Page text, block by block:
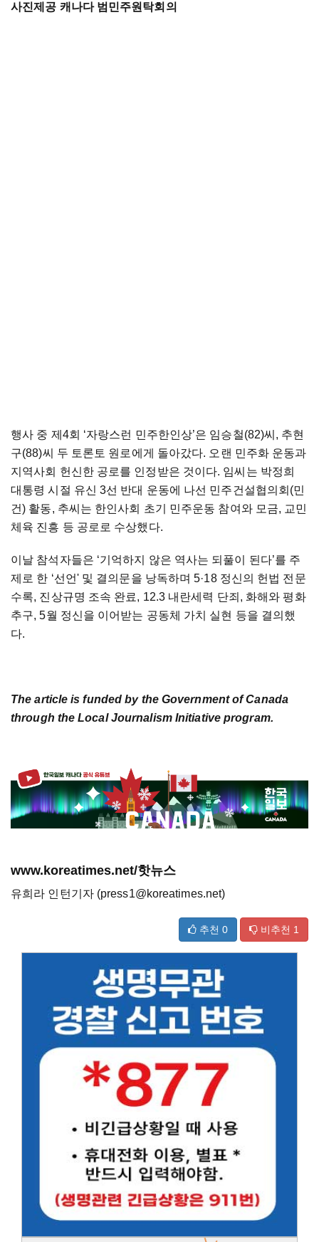
사진제공 캐나다 범민주원탁회의
행사 중 제4회 ‘자랑스런 민주한인상’은 임승철(82)씨, 추현
구(88)씨 두 토론토 원로에게 돌아갔다. 오랜 민주화 운동과
지역사회 헌신한 공로를 인정받은 것이다. 임씨는 박정희
대통령 시절 유신 3선 반대 운동에 나선 민주건설협의회(민
건) 활동, 추씨는 한인사회 초기 민주운동 참여와 모금, 교민
체육 진흥 등 공로로 수상했다.
이날 참석자들은 ‘기억하지 않은 역사는 되풀이 된다’를 주
제로 한 ‘선언' 및 결의문을 낭독하며 5·18 정신의 헌법 전문
수록, 진상규명 조속 완료, 12.3 내란세력 단죄, 화해와 평화
추구, 5월 정신을 이어받는 공동체 가치 실현 등을 결의했
다.
The article is funded by the Government of Canada
through the Local Journalism Initiative program.
www.koreatimes.net/핫뉴스
유희라 인턴기자 (press1@koreatimes.net)
추천 0 비추천 1